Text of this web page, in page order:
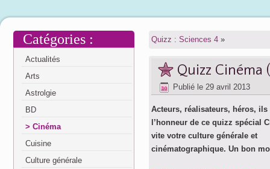
Catégories :
Actualités
Arts
Astrolgie
BD
Cinéma
Cuisine
Culture générale
Quizz : Sciences 4 »
Quizz Cinéma
Publié le 29 avril 2013
Acteurs, réalisateurs, héros, ils
l’honneur de ce quizz spécial
vite votre culture générale et
cinématographique. Un bon